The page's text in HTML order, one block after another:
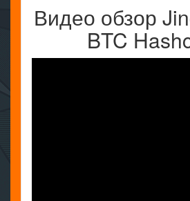
Видео обзор
BTC